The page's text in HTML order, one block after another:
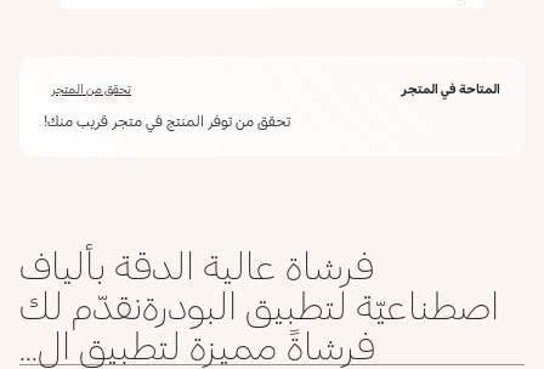
المتاحة في المتجر تحقق من المتجر
تحقق من توفر المنتج في متجر قريب منك!
فرشاة عالية الدقة بألياف
اصطناعيّة لتطبيق البودرةنقدّم لك
فرشاةً مميزة لتطبيق ال...